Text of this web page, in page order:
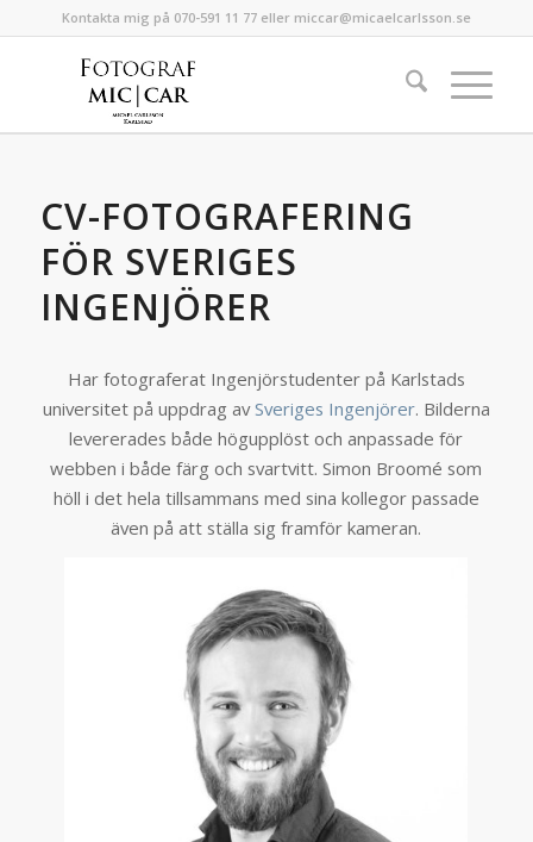
Kontakta mig på 070-591 11 77 eller miccar@micaelcarlsson.se
CV-FOTOGRAFERING
FÖR SVERIGES
INGENJÖRER
Har fotograferat Ingenjörstudenter på Karlstads
universitet på uppdrag avSveriges Ingenjörer. Bilderna
levererades både högupplöst och anpassade för
webben i både färg och svartvitt. Simon Broomé som
höll i det hela tillsammans med sina kollegor passade
även på att ställa sig framför kameran.